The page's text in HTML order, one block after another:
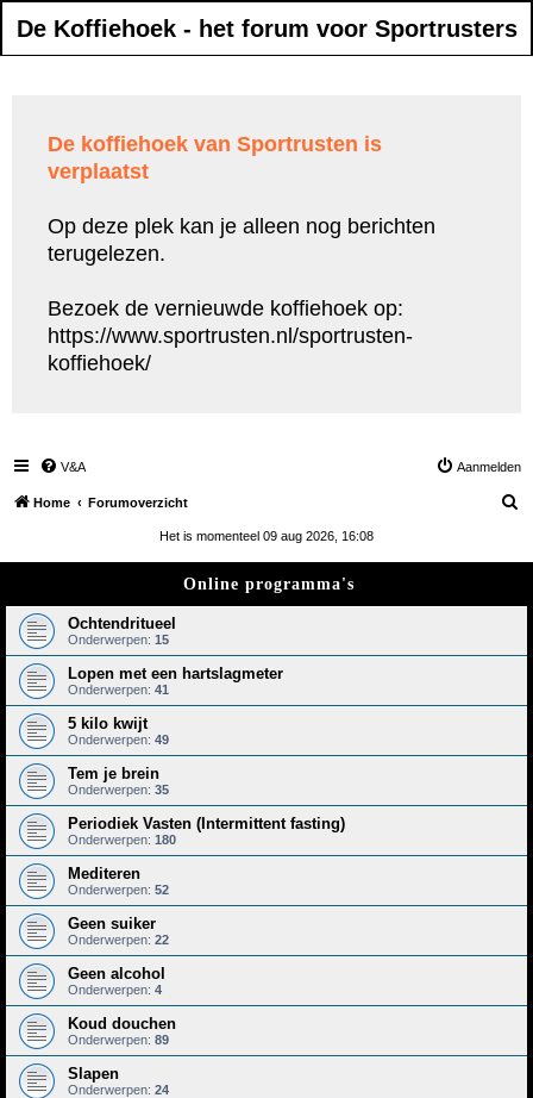
De Koffiehoek - het forum voor Sportrusters
De koffiehoek van Sportrusten is
verplaatst
Op deze plek kan je alleen nog berichten
terugelezen.
Bezoek de vernieuwde koffiehoek op:
https://www.sportrusten.nl/sportrusten-
koffiehoek/
V&A Aanmelden
Home Forumoverzicht
Het is momenteel 09 aug 2026, 16:08
Online programma's
Ochtendritueel
Onderwerpen: 15
Lopen met een hartslagmeter
Onderwerpen: 41
5 kilo kwijt
Onderwerpen: 49
Tem je brein
Onderwerpen: 35
Periodiek Vasten (Intermittent fasting)
Onderwerpen: 180
Mediteren
Onderwerpen: 52
Geen suiker
Onderwerpen: 22
Geen alcohol
Onderwerpen: 4
Koud douchen
Onderwerpen: 89
Slapen
Onderwerpen: 24